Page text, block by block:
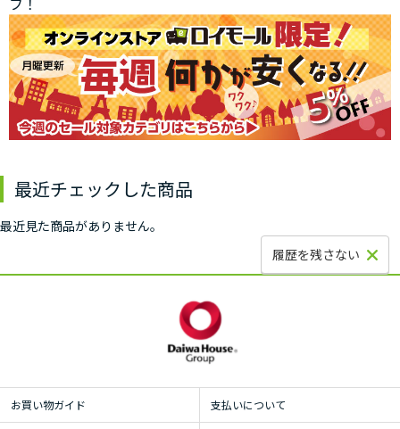
最近チェックした商品
最近見た商品がありません。
履歴を残さない
お買い物ガイド 支払いについて